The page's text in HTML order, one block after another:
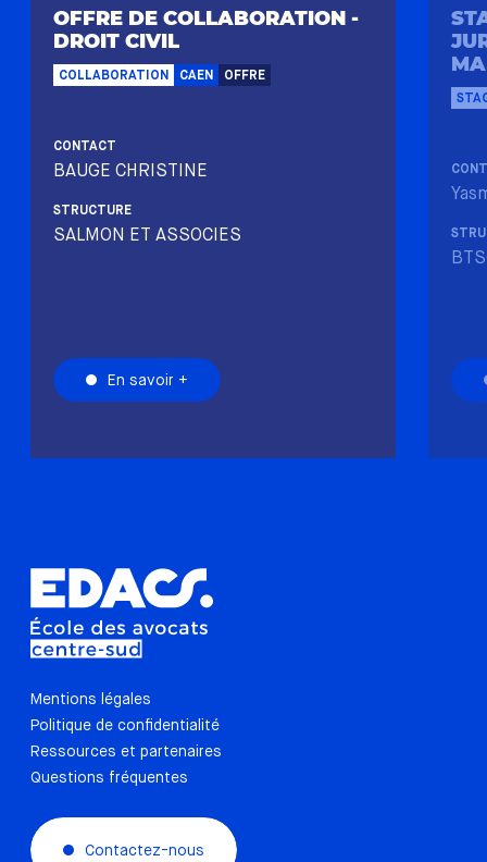
OFFRE DE COLLABORATION -
DROIT CIVIL
COLLABORATION CAEN OFFRE
CONTACT
BAUGE CHRISTINE
STRUCTURE
SALMON ET ASSOCIES
En savoir +
Mentions légales
Politique de confidentialité
Ressources et partenaires
Questions fréquentes
Contactez-nous